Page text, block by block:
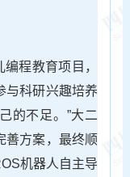
程教育项目，
与科研兴趣培养
的不足。”大二
善方案，最终顺
机器人自主导